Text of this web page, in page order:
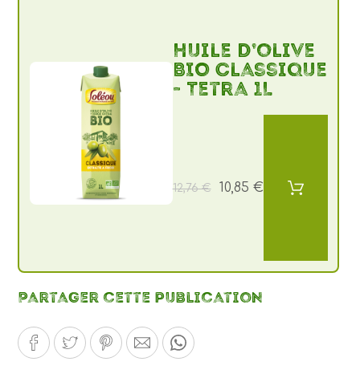
Huile d’olive
BIO Classique
- Tetra 1L
12,76 € 10,85 €
Partager cette publication